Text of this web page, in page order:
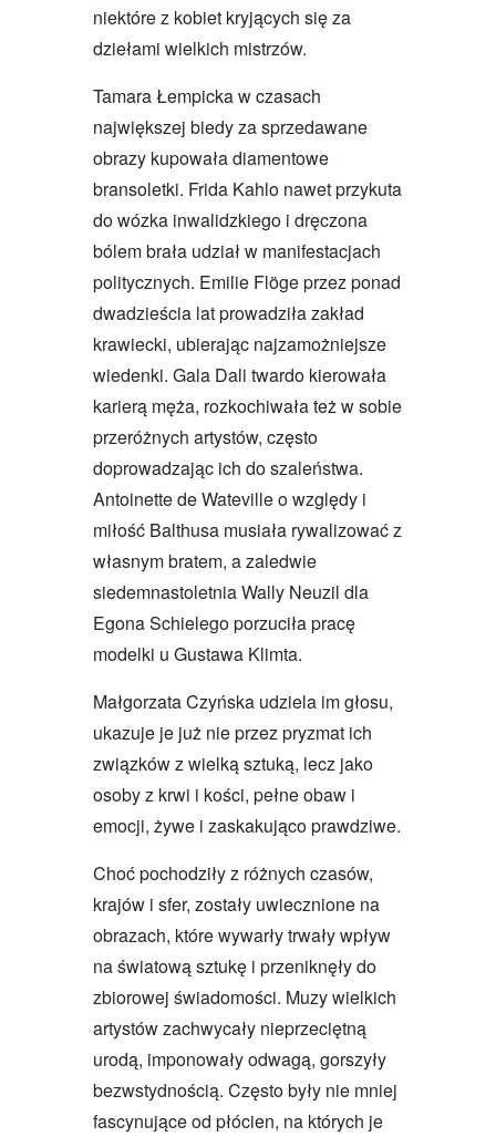
niektóre z kobiet kryjących się za
dziełami wielkich mistrzów.
Tamara Łempicka w czasach
największej biedy za sprzedawane
obrazy kupowała diamentowe
bransoletki. Frida Kahlo nawet przykuta
do wózka inwalidzkiego i dręczona
bólem brała udział w manifestacjach
politycznych. Emilie Flöge przez ponad
dwadzieścia lat prowadziła zakład
krawiecki, ubierając najzamożniejsze
wiedenki. Gala Dali twardo kierowała
karierą męża, rozkochiwała też w sobie
przeróżnych artystów, często
doprowadzając ich do szaleństwa.
Antoinette de Wateville o względy i
miłość Balthusa musiała rywalizować z
własnym bratem, a zaledwie
siedemnastoletnia Wally Neuzil dla
Egona Schielego porzuciła pracę
modelki u Gustawa Klimta.
Małgorzata Czyńska udziela im głosu,
ukazuje je już nie przez pryzmat ich
związków z wielką sztuką, lecz jako
osoby z krwi i kości, pełne obaw i
emocji, żywe i zaskakująco prawdziwe.
Choć pochodziły z różnych czasów,
krajów i sfer, zostały uwiecznione na
obrazach, które wywarły trwały wpływ
na światową sztukę i przeniknęły do
zbiorowej świadomości. Muzy wielkich
artystów zachwycały nieprzeciętną
urodą, imponowały odwagą, gorszyły
bezwstydnością. Często były nie mniej
fascynujące od płócien, na których je